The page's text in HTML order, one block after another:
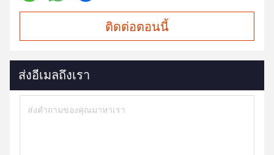
ติดต่อตอนนี้
ส่งอีเมลถึงเรา